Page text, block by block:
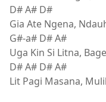
D# A# D#
Gia Ate Ngena,
G#-a# D# A#
Uga Kin Si Litna,
D# A# D# A#
Lit Pagi Masana,